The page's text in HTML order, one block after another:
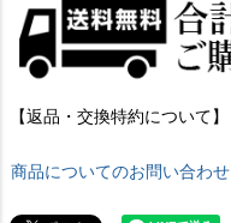
【返品・交換特約について】
商品についてのお問い合わせ